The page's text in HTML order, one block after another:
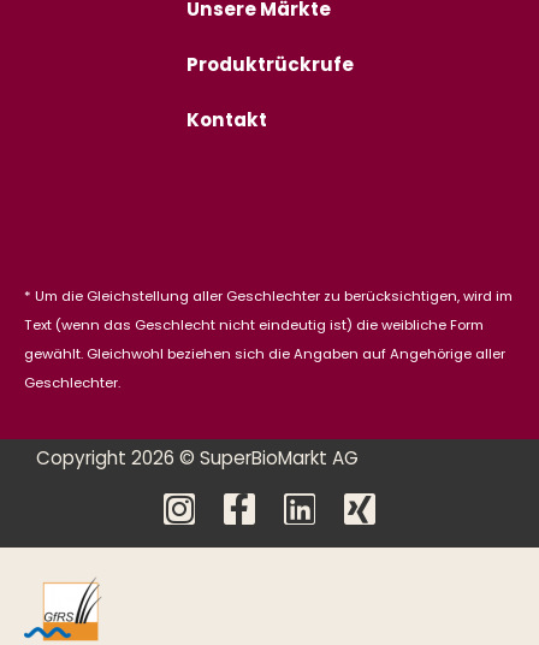
Unsere Märkte
Produktrückrufe
Kontakt
* Um die Gleichstellung aller Geschlechter zu berücksichtigen, wird im
Text (wenn das Geschlecht nicht eindeutig ist) die weibliche Form
gewählt. Gleichwohl beziehen sich die Angaben auf Angehörige aller
Geschlechter.
Copyright 2026 © SuperBioMarkt AG